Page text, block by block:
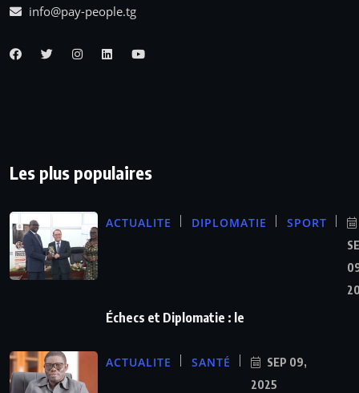
info@pay-people.tg
Les plus populaires
ACTUALITE DIPLOMATIE SPORT
Échecs et Diplomatie : le
ACTUALITE SANTÉ
SEP 09,
2025